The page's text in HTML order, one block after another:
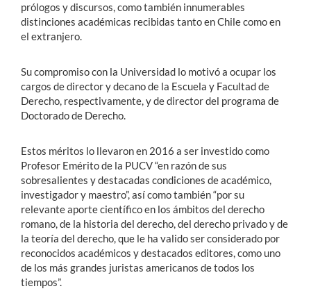
prólogos y discursos, como también innumerables
distinciones académicas recibidas tanto en Chile como en
el extranjero.
Su compromiso con la Universidad lo motivó a ocupar los
cargos de director y decano de la Escuela y Facultad de
Derecho, respectivamente, y de director del programa de
Doctorado de Derecho.
Estos méritos lo llevaron en 2016 a ser investido como
Profesor Emérito de la PUCV “en razón de sus
sobresalientes y destacadas condiciones de académico,
investigador y maestro”, así como también “por su
relevante aporte científico en los ámbitos del derecho
romano, de la historia del derecho, del derecho privado y de
la teoría del derecho, que le ha valido ser considerado por
reconocidos académicos y destacados editores, como uno
de los más grandes juristas americanos de todos los
tiempos”.